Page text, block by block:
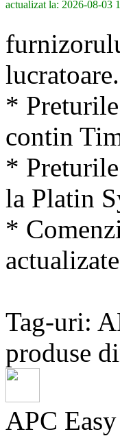
actualizat la: 2026-08-03
lucratoare.
*
contin
*
la Platin
*
Tag-uri:
produse
APC